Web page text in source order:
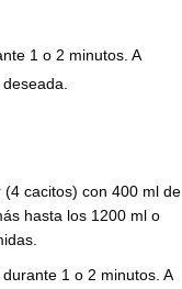
1 o 2 minutos. A
cacitos) con 400 ml de
hasta los 1200 ml o
1 o 2 minutos. A